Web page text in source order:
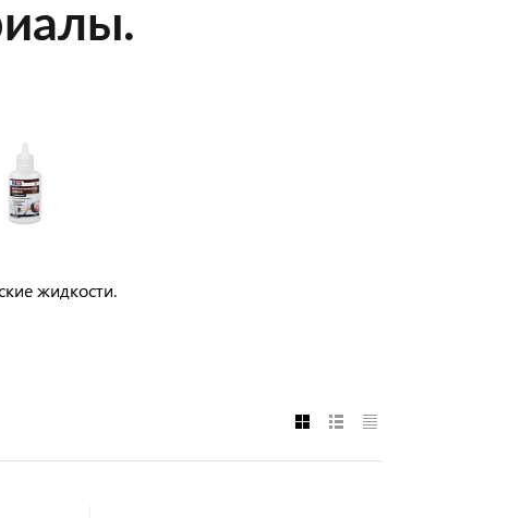
жидкости.